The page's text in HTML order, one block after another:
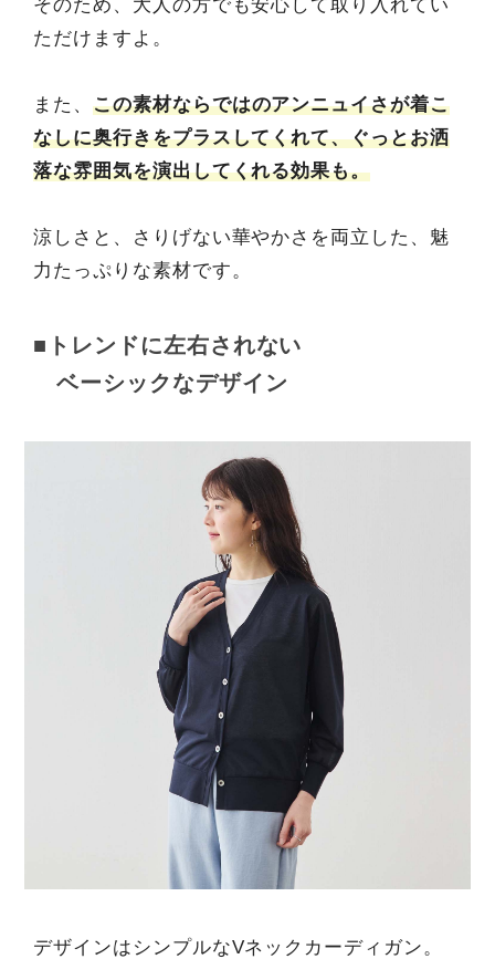
そのため、大人の方でも安心して取り入れてい
ただけますよ。
また、 この素材ならではのアンニュイさが着こ
なしに奥行きをプラスしてくれて、ぐっとお洒
落な雰囲気を演出してくれる効果も。
涼しさと、さりげない華やかさを両立した、魅
力たっぷりな素材です。
■トレンドに左右されない
ベーシックなデザイン
デザインはシンプルなVネックカーディガン。